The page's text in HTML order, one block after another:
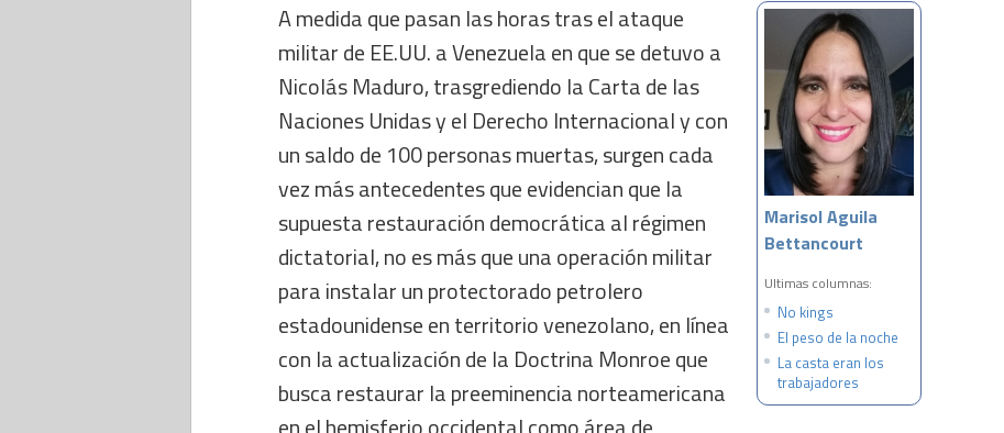
Marisol Aguila
Bettancourt
Ultimas columnas:
No kings
El peso de la noche
La casta eran los
trabajadores
A medida que pasan las horas tras el ataque
militar de EE.UU. a Venezuela en que se detuvo a
Nicolás Maduro, trasgrediendo la Carta de las
Naciones Unidas y el Derecho Internacional y con
un saldo de 100 personas muertas, surgen cada
vez más antecedentes que evidencian que la
supuesta restauración democrática al régimen
dictatorial, no es más que una operación militar
para instalar un protectorado petrolero
estadounidense en territorio venezolano, en línea
con la actualización de la Doctrina Monroe que
busca restaurar la preeminencia norteamericana